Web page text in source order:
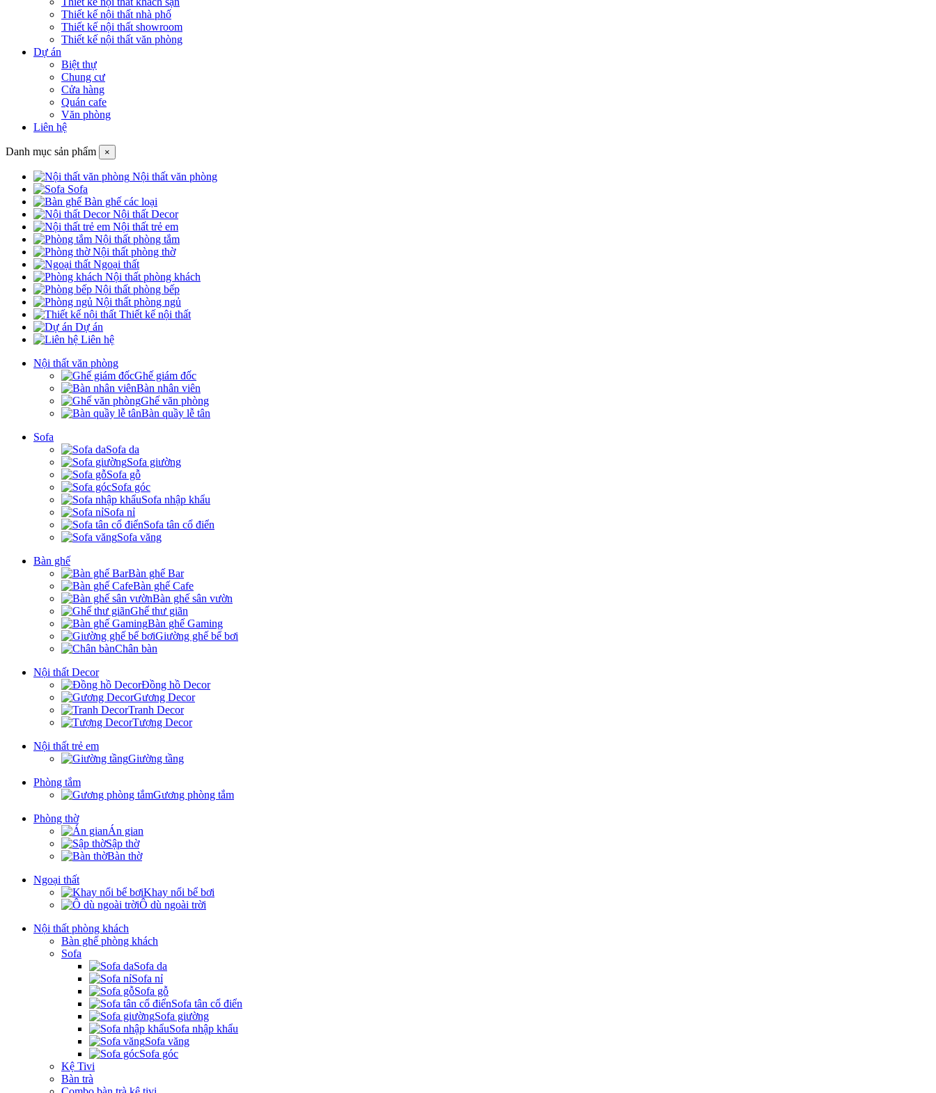
Thiết kế nội thất nhà phố
Thiết kế nội thất showroom
Thiết kế nội thất văn phòng
Dự án
Biệt thự
Chung cư
Cửa hàng
Quán cafe
Văn phòng
Liên hệ
Danh mục sản phẩm ×
Nội thất văn phòng
Sofa
Bàn ghế các loại
Nội thất Decor
Nội thất trẻ em
Nội thất phòng tắm
Nội thất phòng thờ
Ngoại thất
Nội thất phòng khách
Nội thất phòng bếp
Nội thất phòng ngủ
Thiết kế nội thất
Dự án
Liên hệ
Nội thất văn phòng
Ghế giám đốc
Bàn nhân viên
Ghế văn phòng
Bàn quầy lễ tân
Sofa
Sofa da
Sofa giường
Sofa gỗ
Sofa góc
Sofa nhập khẩu
Sofa nỉ
Sofa tân cổ điển
Sofa văng
Bàn ghế
Bàn ghế Bar
Bàn ghế Cafe
Bàn ghế sân vườn
Ghế thư giãn
Bàn ghế Gaming
Giường ghế bể bơi
Chân bàn
Nội thất Decor
Đồng hồ Decor
Gương Decor
Tranh Decor
Tượng Decor
Nội thất trẻ em
Giường tầng
Phòng tắm
Gương phòng tắm
Phòng thờ
Án gian
Sập thờ
Bàn thờ
Ngoại thất
Khay nổi bể bơi
Ô dù ngoài trời
Nội thất phòng khách
Bàn ghế phòng khách
Sofa
Sofa da
Sofa nỉ
Sofa gỗ
Sofa tân cổ điển
Sofa giường
Sofa nhập khẩu
Sofa văng
Sofa góc
Kệ Tivi
Bàn trà